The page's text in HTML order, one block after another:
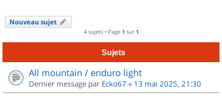
Nouveau sujet
4 sujets • Page 1 sur 1
Sujets
All mountain / enduro light
Dernier message par Ecko67 « 13 mai 2025, 21:30